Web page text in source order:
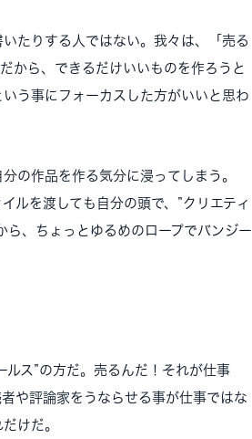
たりする人ではない。我々は、「売る
から、できるだけいいものを作ろうと
う事にフォーカスした方がいいと思わ
の作品を作る気分に浸ってしまう。
ルを渡しても自分の頭で、”クリエティ
ら、ちょっとゆるめのロープでバンジー
ルス”の方だ。売るんだ！それが仕事
や評論家をうならせる事が仕事ではな
けだ。